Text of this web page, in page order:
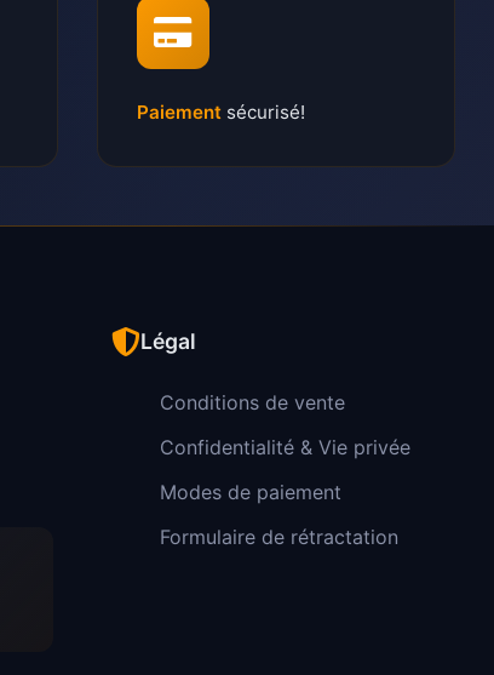
Paiement sécurisé!
Légal
Conditions de vente
Confidentialité & Vie privée
Modes de paiement
Formulaire de rétractation